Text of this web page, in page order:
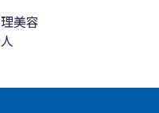
理美容